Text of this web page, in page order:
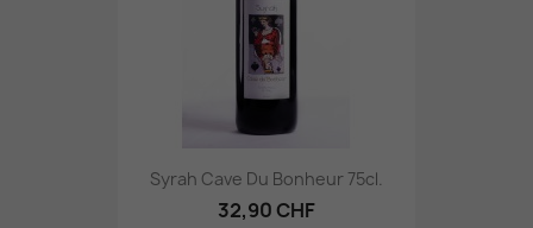
Syrah Cave Du Bonheur 75cl.
32,90 CHF